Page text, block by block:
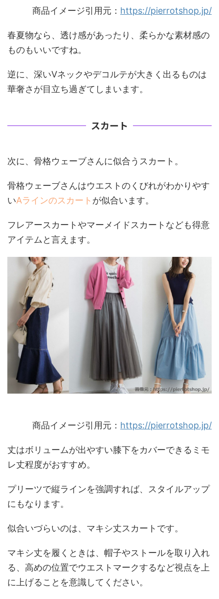
商品イメージ引用元： https://pierrotshop.jp/
春夏物なら、透け感があったり、柔らかな素材感の
ものもいいですね。
逆に、深いVネックやデコルテが大きく出るものは
華奢さが目立ち過ぎてしまいます。
スカート
次に、骨格ウェーブさんに似合うスカート。
骨格ウェーブさんはウエストのくびれがわかりやす
いAラインのスカート が似合います。
フレアースカートやマーメイドスカートなども得意
アイテムと言えます。
商品イメージ引用元： https://pierrotshop.jp/
丈はボリュームが出やすい膝下をカバーできるミモ
レ丈程度がおすすめ。
プリーツで縦ラインを強調すれば、スタイルアップ
にもなります。
似合いづらいのは、マキシ丈スカートです。
マキシ丈を履くときは、帽子やストールを取り入れ
る、高めの位置でウエストマークするなど視点を上
に上げることを意識してください。